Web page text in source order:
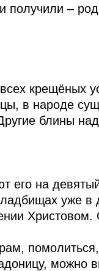
получили –
крещёных
в народе
блины
его на
уже в
можно